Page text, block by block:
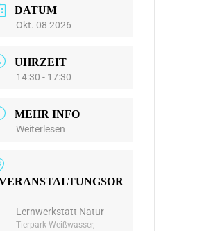
DATUM
Okt. 08 2026
UHRZEIT
14:30 - 17:30
MEHR INFO
Weiterlesen
Lernwerkstatt Natur
Tierpark Weißwasser,